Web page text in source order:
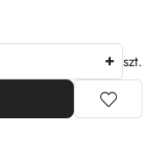
szt.